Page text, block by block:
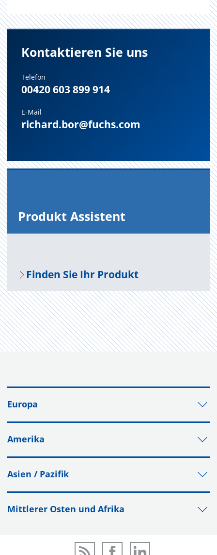
Kontaktieren Sie uns
Telefon
00420 603 899 914
E-Mail
richard.bor@fuchs.com
Pro­dukt As­sis­tent
Fin­den Sie Ihr Pro­dukt
Europa
Amerika
Asien / Pazifik
Mittlerer Osten und Afrika